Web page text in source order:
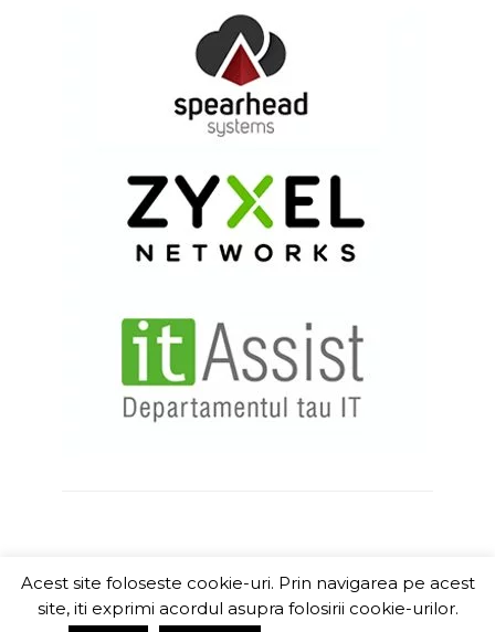
ITChannel
Acest site foloseste cookie-uri. Prin navigarea pe acest
site, iti exprimi acordul asupra folosirii cookie-urilor.